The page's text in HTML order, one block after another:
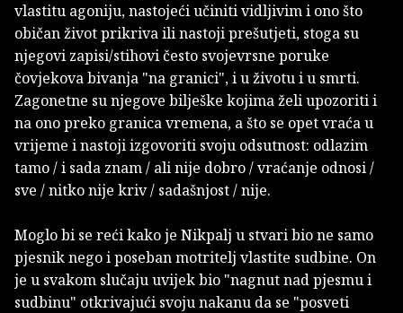
vlastitu agoniju, nastojeći učiniti vidljivim i ono što
običan život prikriva ili nastoji prešutjeti, stoga su
njegovi zapisi/stihovi često svojevrsne poruke
čovjekova bivanja "na granici", i u životu i u smrti.
Zagonetne su njegove bilješke kojima želi upozoriti i
na ono preko granica vremena, a što se opet vraća u
vrijeme i nastoji izgovoriti svoju odsutnost: odlazim
tamo / i sada znam / ali nije dobro / vraćanje odnosi /
sve / nitko nije kriv / sadašnjost / nije.
Moglo bi se reći kako je Nikpalj u stvari bio ne samo
pjesnik nego i poseban motritelj vlastite sudbine. On
je u svakom slučaju uvijek bio "nagnut nad pjesmu i
sudbinu" otkrivajući svoju nakanu da se "posveti